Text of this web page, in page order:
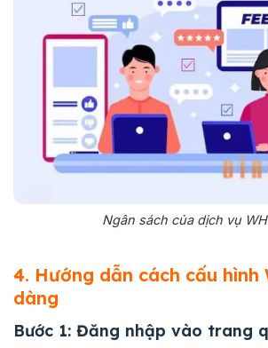
Ngân sách của dịch vụ
4. Hướng dẫn cách cấu hình
dàng
Bước 1: Đăng nhập vào trang